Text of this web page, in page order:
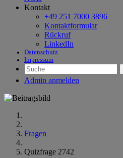
Kontakt
+49 251 7000 3896
Kontaktformular
Rückruf
LinkedIn
Datenschutz
Impressum
Admin anmelden
Fragen
Quizfrage 2742